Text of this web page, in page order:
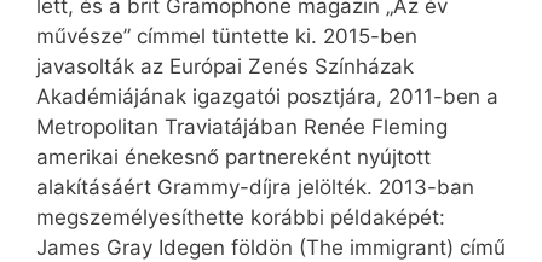
lett, és a brit Gra­mophone magazin „Az év
művésze” címmel tüntette ki. 2015-ben
javasolták az Európai Zenés Színházak
Akadémiájának igazgatói posztjára, 2011-ben a
Metro­po­li­tan Traviatájában Renée Fle­ming
amerikai énekesnő partnereként nyújtott
alakításáért Grammy-díjra jelölték. 2013-ban
megszemélyesíthette korábbi példaképét:
James Gray Idegen földön (The immi­g­rant) című